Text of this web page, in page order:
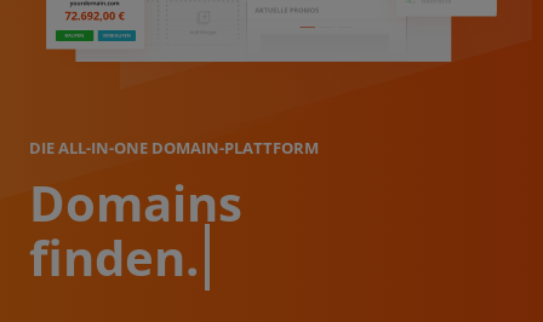
DIE ALL-IN-ONE DOMAIN-PLATTFORM
Domains
regist